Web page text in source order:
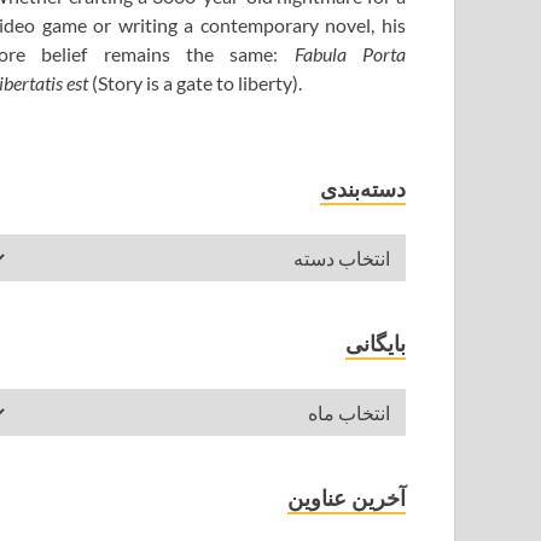
game or writing a contemporary novel, his
belief remains the same: Fabula Porta
est(Story is a gate to liberty).
دسته‌بندی
بایگانی
آخرین عناوین